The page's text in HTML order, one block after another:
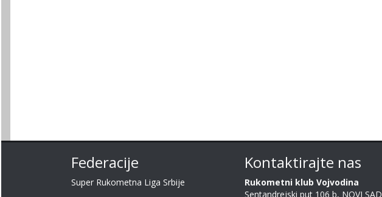
Federacije
Super Rukometna Liga Srbije
Kontaktirajte nas
Rukometni klub Vojvodina
Sentandrejski put 106 b, NOVI SAD